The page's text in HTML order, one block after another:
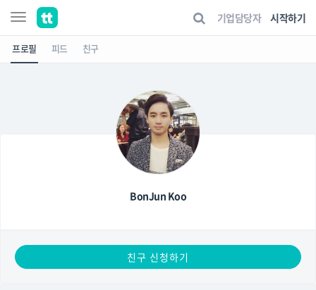
기업담당자 시작하기
프로필 피드 친구
BonJun Koo
친구 신청하기